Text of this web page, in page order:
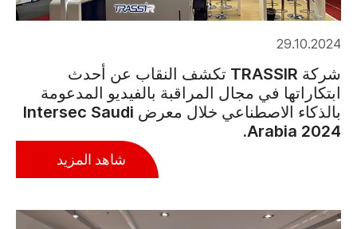
29.10.2024
شركة TRASSIR تكشف النقاب عن أحدث
ابتكاراتها في مجال المراقبة بالفيديو المدعومة
بالذكاء الاصطناعي خلال معرض Intersec Saudi
Arabia 2024.
شاهد المزيد